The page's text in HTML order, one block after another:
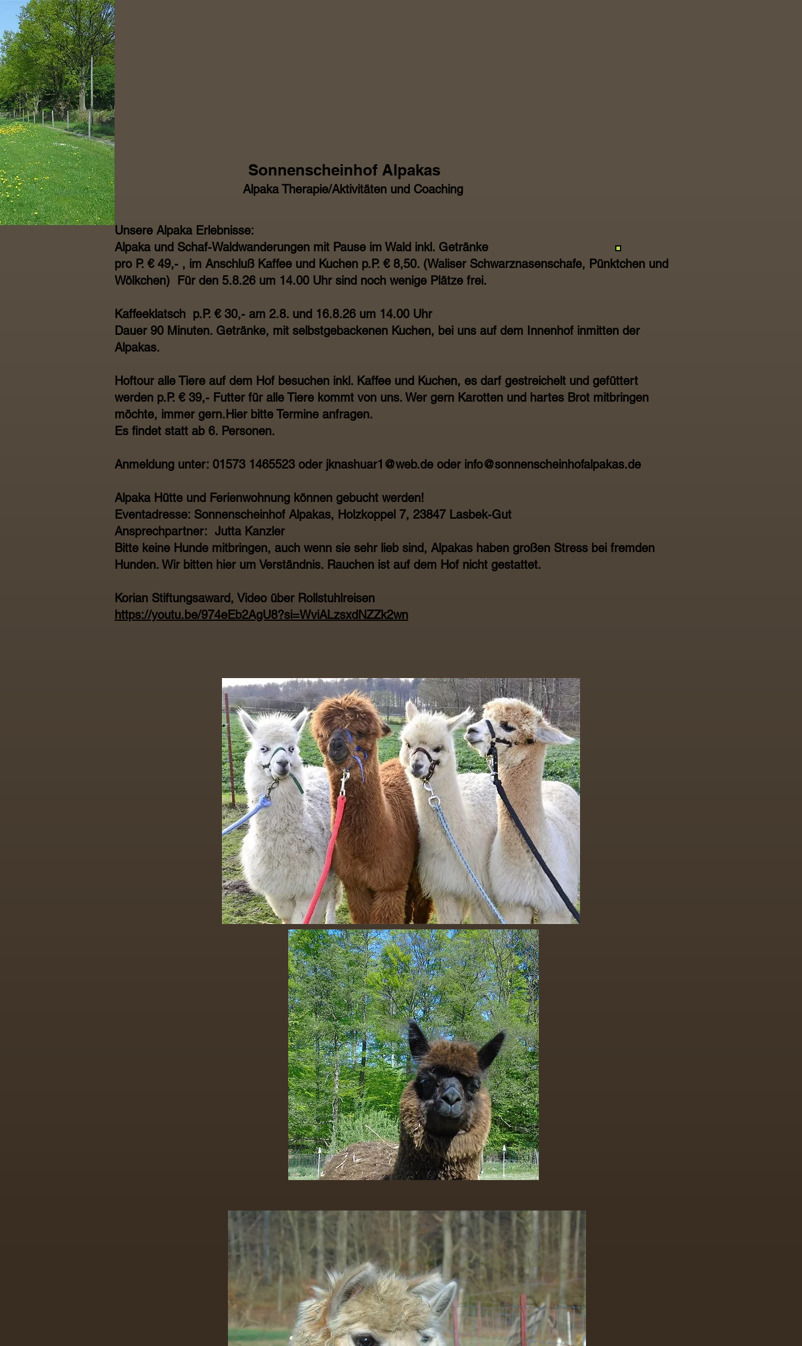
Unsere Alpaka Erlebnisse:
Alpaka und Schaf-Waldwanderungen mit Pause im Wald inkl. Getränke
pro P. € 49,- , im Anschluß Kaffee und Kuchen p.P. € 8,50. (Waliser Schwarznasenschafe, Pünktchen und
Wölkchen) Für den 5.8.26 um 14.00 Uhr sind noch wenige Plätze frei.
Kaffeeklatsch p.P. € 30,- am 2.8. und 16.8.26 um 14.00 Uhr
Dauer 90 Minuten. Getränke, mit selbstgebackenen Kuchen, bei uns auf dem Innenhof inmitten der
Alpakas.
Hoftour alle Tiere auf dem Hof besuchen inkl. Kaffee und Kuchen, es darf gestreichelt und gefüttert
werden p.P. € 39,- Futter für alle Tiere kommt von uns. Wer gern Karotten und hartes Brot mitbringen
möchte, immer gern.Hier bitte Termine anfragen.
Es findet statt ab 6. Personen.
Anmeldung unter: 01573 1465523 oder jknashuar1@web.de oder info@sonnenscheinhofalpakas.de
Alpaka Hütte und Ferienwohnung können gebucht werden!
Eventadresse: Sonnenscheinhof Alpakas, Holzkoppel 7, 23847 Lasbek-Gut
Ansprechpartner: Jutta Kanzler
Bitte keine Hunde mitbringen, auch wenn sie sehr lieb sind, Alpakas haben großen Stress bei fremden
Hunden. Wir bitten hier um Verständnis. Rauchen ist auf dem Hof nicht gestattet.
Korian Stiftungsaward, Video über Rollstuhlreisen
https://youtu.be/974eEb2AgU8?si=WviALzsxdNZZk2wn
Sonnenscheinhof Alpakas
Alpaka Therapie/Aktivitäten und Coaching